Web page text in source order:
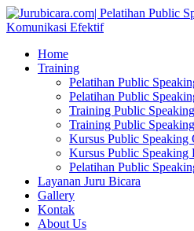
Home
Training
Pelatihan Public
Pelatihan Public
Training Public
Training Public
Kursus Public Speaking
Kursus Public Speaking
Pelatihan Public
Layanan Juru Bicara
Gallery
Kontak
About Us